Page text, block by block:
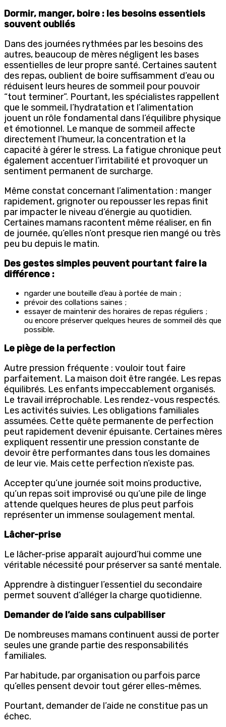
Dormir, manger, boire : les besoins essentiels
souvent oubliés
Dans des journées rythmées par les besoins des
autres, beaucoup de mères négligent les bases
essentielles de leur propre santé. Certaines sautent
des repas, oublient de boire suffisamment d’eau ou
réduisent leurs heures de sommeil pour pouvoir
“tout terminer”. Pourtant, les spécialistes rappellent
que le sommeil, l’hydratation et l’alimentation
jouent un rôle fondamental dans l’équilibre physique
et émotionnel. Le manque de sommeil affecte
directement l’humeur, la concentration et la
capacité à gérer le stress. La fatigue chronique peut
également accentuer l’irritabilité et provoquer un
sentiment permanent de surcharge.
Même constat concernant l’alimentation : manger
rapidement, grignoter ou repousser les repas finit
par impacter le niveau d’énergie au quotidien.
Certaines mamans racontent même réaliser, en fin
de journée, qu’elles n’ont presque rien mangé ou très
peu bu depuis le matin.
Des gestes simples peuvent pourtant faire la
différence :
ngarder une bouteille d’eau à portée de main ;
prévoir des collations saines ;
essayer de maintenir des horaires de repas réguliers ;
ou encore préserver quelques heures de sommeil dès que
possible.
Le piège de la perfection
Autre pression fréquente : vouloir tout faire
parfaitement. La maison doit être rangée. Les repas
équilibrés. Les enfants impeccablement organisés.
Le travail irréprochable. Les rendez-vous respectés.
Les activités suivies. Les obligations familiales
assumées. Cette quête permanente de perfection
peut rapidement devenir épuisante. Certaines mères
expliquent ressentir une pression constante de
devoir être performantes dans tous les domaines
de leur vie. Mais cette perfection n’existe pas.
Accepter qu’une journée soit moins productive,
qu’un repas soit improvisé ou qu’une pile de linge
attende quelques heures de plus peut parfois
représenter un immense soulagement mental.
Lâcher-prise
Le lâcher-prise apparaît aujourd’hui comme une
véritable nécessité pour préserver sa santé mentale.
Apprendre à distinguer l’essentiel du secondaire
permet souvent d’alléger la charge quotidienne.
Demander de l’aide sans culpabiliser
De nombreuses mamans continuent aussi de porter
seules une grande partie des responsabilités
familiales.
Par habitude, par organisation ou parfois parce
qu’elles pensent devoir tout gérer elles-mêmes.
Pourtant, demander de l’aide ne constitue pas un
échec.